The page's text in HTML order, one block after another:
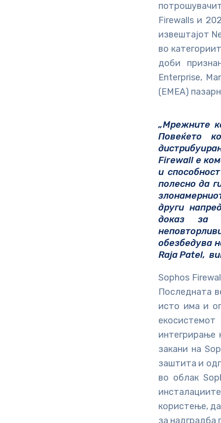
Firewalls и
извештајот
во
доби
Enterprise,
(EMEA)
„Мрежните
Повеќето
Firewallе
и
полесно да
други
доказ за
обезбедува
Raja Patel,
Sophos
Последната
исто има и
интегрирање
закани на
заштита и
во облак
користење,
за надградба